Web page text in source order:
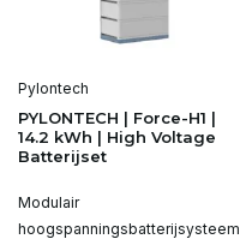
Pylontech
PYLONTECH | Force-H1 |
14.2 kWh | High Voltage
Batterijset
Modulair
hoogspanningsbatterijsysteem